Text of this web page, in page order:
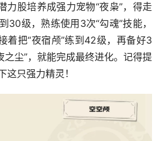
力股培养成强力宠物“夜枭”，得走
30级，熟练使用3次“勾魂”技能，
着把“夜宿颅”练到42级，再备好3
之尘”，就能完成最终进化。记得提
这只强力精灵！